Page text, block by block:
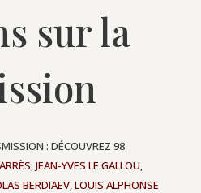
sur la
: DÉCOUVREZ 98
,JEAN-YVES LE GALLOU,
BERDIAEV,LOUIS ALPHONSE